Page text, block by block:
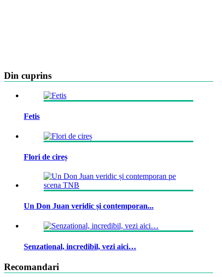
Din cuprins
Fetis
Flori de cireș
Un Don Juan veridic și contemporan...
Senzational, incredibil, vezi aici…
Recomandari